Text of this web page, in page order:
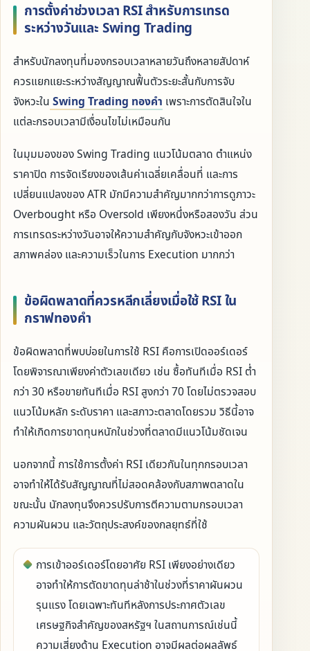
การตั้งค่าช่วงเวลา RSI สำหรับการเทรด
ระหว่างวันและ Swing Trading
สำหรับนักลงทุนที่มองกรอบเวลาหลายวันถึงหลายสัปดาห์
ควรแยกแยะระหว่างสัญญาณฟื้นตัวระยะสั้นกับการจับ
จังหวะใน Swing Trading ทองคำ เพราะการตัดสินใจใน
แต่ละกรอบเวลามีเงื่อนไขไม่เหมือนกัน
ในมุมมองของ Swing Trading แนวโน้มตลาด ตำแหน่ง
ราคาปิด การจัดเรียงของเส้นค่าเฉลี่ยเคลื่อนที่ และการ
เปลี่ยนแปลงของ ATR มักมีความสำคัญมากกว่าการดูภาวะ
Overbought หรือ Oversold เพียงหนึ่งหรือสองวัน ส่วน
การเทรดระหว่างวันอาจให้ความสำคัญกับจังหวะเข้าออก
สภาพคล่อง และความเร็วในการ Execution มากกว่า
ข้อผิดพลาดที่ควรหลีกเลี่ยงเมื่อใช้ RSI ใน
กราฟทองคำ
ข้อผิดพลาดที่พบบ่อยในการใช้ RSI คือการเปิดออร์เดอร์
โดยพิจารณาเพียงค่าตัวเลขเดียว เช่น ซื้อทันทีเมื่อ RSI ต่ำ
กว่า 30 หรือขายทันทีเมื่อ RSI สูงกว่า 70 โดยไม่ตรวจสอบ
แนวโน้มหลัก ระดับราคา และสภาวะตลาดโดยรวม วิธีนี้อาจ
ทำให้เกิดการขาดทุนหนักในช่วงที่ตลาดมีแนวโน้มชัดเจน
นอกจากนี้ การใช้การตั้งค่า RSI เดียวกันในทุกกรอบเวลา
อาจทำให้ได้รับสัญญาณที่ไม่สอดคล้องกับสภาพตลาดใน
ขณะนั้น นักลงทุนจึงควรปรับการตีความตามกรอบเวลา
ความผันผวน และวัตถุประสงค์ของกลยุทธ์ที่ใช้
การเข้าออร์เดอร์โดยอาศัย RSI เพียงอย่างเดียว
อาจทำให้การตัดขาดทุนล่าช้าในช่วงที่ราคาผันผวน
รุนแรง โดยเฉพาะทันทีหลังการประกาศตัวเลข
เศรษฐกิจสำคัญของสหรัฐฯ ในสถานการณ์เช่นนี้
ความเสี่ยงด้าน Execution อาจมีผลต่อผลลัพธ์